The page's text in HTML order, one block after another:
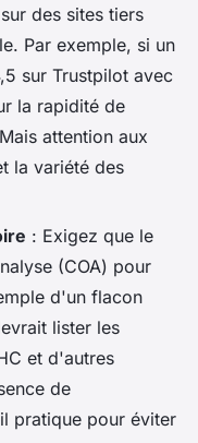
des sites tiers
Par exemple, si un
sur Trustpilot avec
la rapidité de
attention aux
la variété des
: Exigez que le
(COA) pour
d'un flacon
lister les
et d'autres
de
pratique pour éviter